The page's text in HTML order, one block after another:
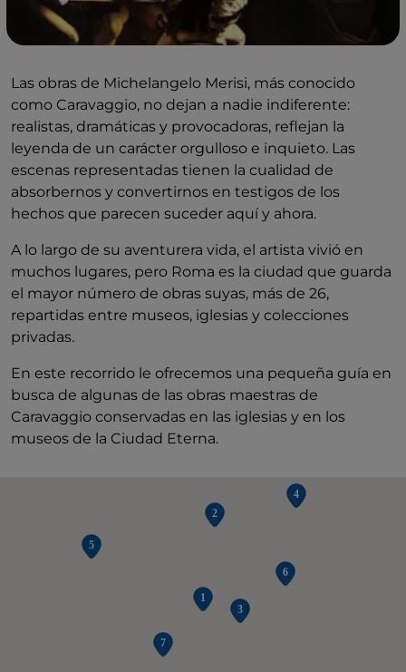
Las obras de Michelangelo Merisi, más conocido
como Caravaggio, no dejan a nadie indiferente:
realistas, dramáticas y provocadoras, reflejan la
leyenda de un carácter orgulloso e inquieto. Las
escenas representadas tienen la cualidad de
absorbernos y convertirnos en testigos de los
hechos que parecen suceder aquí y ahora.
A lo largo de su aventurera vida, el artista vivió en
muchos lugares, pero Roma es la ciudad que guarda
el mayor número de obras suyas, más de 26,
repartidas entre museos, iglesias y colecciones
privadas.
En este recorrido le ofrecemos una pequeña guía en
busca de algunas de las obras maestras de
Caravaggio conservadas en las iglesias y en los
museos de la Ciudad Eterna.